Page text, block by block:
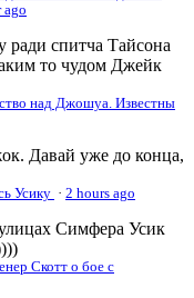
ago
ради спитча Тайсона
то чудом Джейк
над Джошуа. Известны
Давай уже до конца,
Усику · 2 hours ago
Симфера Усик
Скотт о бое с